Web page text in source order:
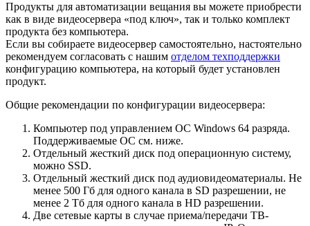
Продукты для автоматизации вещания вы можете приобрести
как в виде видеосервера «под ключ», так и только комплект
продукта без компьютера.
Если вы собираете видеосервер самостоятельно, настоятельно
рекомендуем согласовать с нашим отделом техподдержки
конфигурацию компьютера, на который будет установлен
продукт.
Общие рекомендации по конфигурации видеосервера:
Компьютер под управлением ОС Windows 64 разряда.
Поддерживаемые ОС см. ниже.
Отдельный жесткий диск под операционную систему,
можно SSD.
Отдельный жесткий диск под аудиовидеоматериалы. Не
менее 500 Гб для одного канала в SD разрешении, не
менее 2 Тб для одного канала в HD разрешении.
Две сетевые карты в случае приема/передачи ТВ-